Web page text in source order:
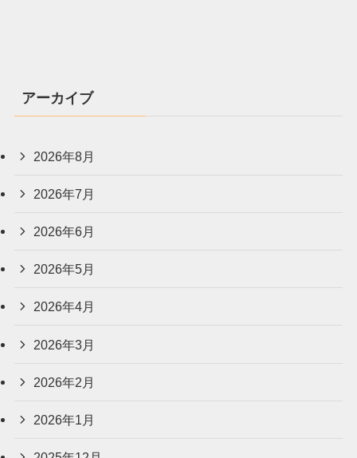
アーカイブ
2026年8月
2026年7月
2026年6月
2026年5月
2026年4月
2026年3月
2026年2月
2026年1月